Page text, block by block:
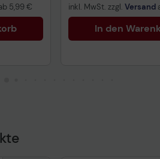
5,99 € inkl. MwSt. zzgl. Versand
In den